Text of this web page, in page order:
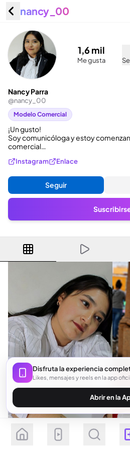
Nancy Parra
nancy_00
1,6 mil
Me gusta
Nancy Parra
@nancy_00
Modelo Comercial
¡Un gusto!
Soy comunicóloga y estoy
comercial…
Instagram Enlace
Seguir
Seguir
Disfruta la experiencia
Likes, mensajes y reels en la app
Abrir en la